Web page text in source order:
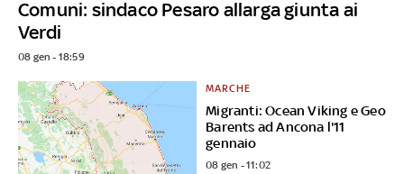
Comuni: sindaco Pesaro allarga giunta ai
Verdi
08 gen - 18:59
Migranti: Ocean Viking e Geo
Barents ad Ancona l'11
gennaio
MARCHE
08 gen - 11:02